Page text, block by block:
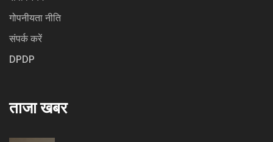
गोपनीयता नीति
संपर्क करें
DPDP
ताजा खबर